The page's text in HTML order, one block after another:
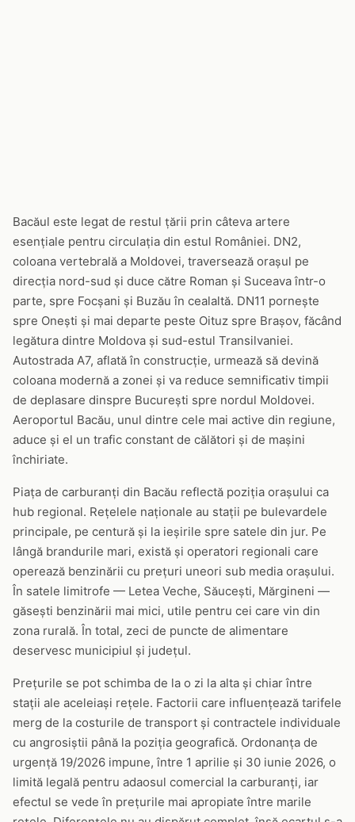
Bacăul este legat de restul țării prin câteva artere
esențiale pentru circulația din estul României. DN2,
coloana vertebrală a Moldovei, traversează orașul pe
direcția nord-sud și duce către Roman și Suceava într-o
parte, spre Focșani și Buzău în cealaltă. DN11 pornește
spre Onești și mai departe peste Oituz spre Brașov, făcând
legătura dintre Moldova și sud-estul Transilvaniei.
Autostrada A7, aflată în construcție, urmează să devină
coloana modernă a zonei și va reduce semnificativ timpii
de deplasare dinspre București spre nordul Moldovei.
Aeroportul Bacău, unul dintre cele mai active din regiune,
aduce și el un trafic constant de călători și de mașini
închiriate.
Piața de carburanți din Bacău reflectă poziția orașului ca
hub regional. Rețelele naționale au stații pe bulevardele
principale, pe centură și la ieșirile spre satele din jur. Pe
lângă brandurile mari, există și operatori regionali care
operează benzinării cu prețuri uneori sub media orașului.
În satele limitrofe — Letea Veche, Săucești, Mărgineni —
găsești benzinării mai mici, utile pentru cei care vin din
zona rurală. În total, zeci de puncte de alimentare
deservesc municipiul și județul.
Prețurile se pot schimba de la o zi la alta și chiar între
stații ale aceleiași rețele. Factorii care influențează tarifele
merg de la costurile de transport și contractele individuale
cu angrosiștii până la poziția geografică. Ordonanța de
urgență 19/2026 impune, între 1 aprilie și 30 iunie 2026, o
limită legală pentru adaosul comercial la carburanți, iar
efectul se vede în prețurile mai apropiate între marile